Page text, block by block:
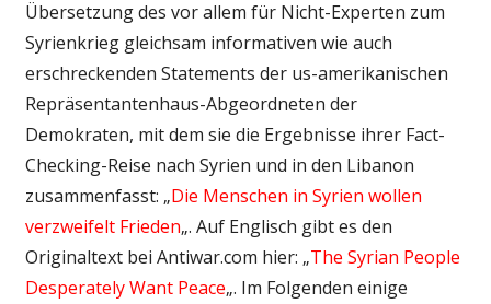
Übersetzung des vor allem für Nicht-Experten zum
Syrienkrieg gleichsam informativen wie auch
erschreckenden Statements der us-amerikanischen
Repräsentantenhaus-Abgeordneten der
Demokraten, mit dem sie die Ergebnisse ihrer Fact-
Checking-Reise nach Syrien und in den Libanon
zusammenfasst: „Die Menschen in Syrien wollen
verzweifelt Frieden„. Auf Englisch gibt es den
Originaltext bei Antiwar.com hier: „The Syrian People
Desperately Want Peace„. Im Folgenden einige